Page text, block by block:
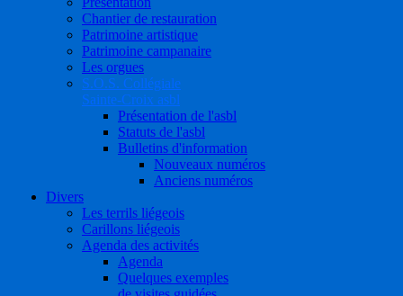
Chantier de restauration
Patrimoine artistique
Patrimoine campanaire
Les orgues
S.O.S. Collégiale
Sainte-Croix asbl
Présentation de l'asbl
Statuts de l'asbl
Bulletins d'information
Nouveaux numéros
Anciens numéros
Divers
Les terrils liégeois
Carillons liégeois
Agenda des activités
Agenda
Quelques exemples